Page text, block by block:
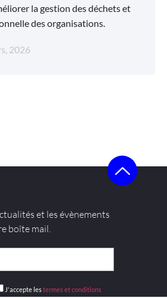
la gestion des déchets et
des organisations.
2026
et les évènements
boîte mail.
J'accepte lestermes et conditions